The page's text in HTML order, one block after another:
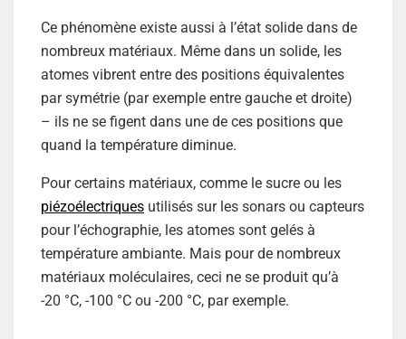
Ce phénomène existe aussi à l’état solide dans de
nombreux matériaux. Même dans un solide, les
atomes vibrent entre des positions équivalentes
par symétrie (par exemple entre gauche et droite)
– ils ne se figent dans une de ces positions que
quand la température diminue.
Pour certains matériaux, comme le sucre ou les
piézoélectriques utilisés sur les sonars ou capteurs
pour l’échographie, les atomes sont gelés à
température ambiante. Mais pour de nombreux
matériaux moléculaires, ceci ne se produit qu’à
-20 °C, -100 °C ou -200 °C, par exemple.